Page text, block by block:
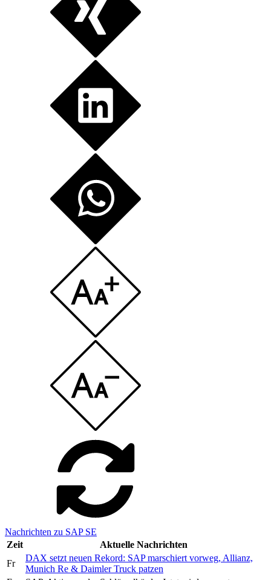
Nachrichten zu SAP SE
Zeit
Aktuelle Nachrichten
Fr
DAX setzt neuen Rekord: SAP marschiert vorweg, Allianz,
Munich Re & Daimler Truck patzen